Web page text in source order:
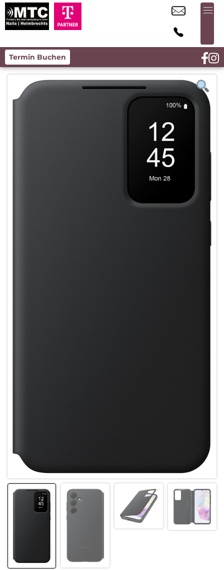
Termin Buchen